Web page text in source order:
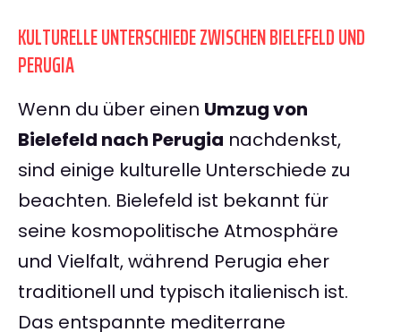
KULTURELLE UNTERSCHIEDE ZWISCHEN BIELEFELD UND
PERUGIA
Wenn du über einen Umzug von
Bielefeld nach Perugia nachdenkst,
sind einige kulturelle Unterschiede zu
beachten. Bielefeld ist bekannt für
seine kosmopolitische Atmosphäre
und Vielfalt, während Perugia eher
traditionell und typisch italienisch ist.
Das entspannte mediterrane